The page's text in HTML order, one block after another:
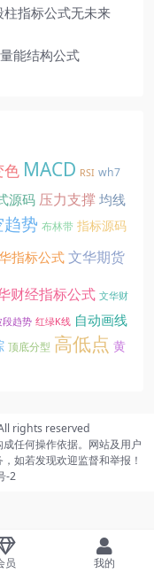
指标公式无未来
能结构公式
色 MACD RSI wh7
源码 压力支撑 均线
趋势 布林带 指标源码
指标公式文华期货
财经指标公式 文华财
段趋势 红绿K线 自动画线
顶底分型 高低点 黄
rights reserved
任何操作依据。网站及用户
如若发现欢迎监督和举报！
-2
员 我的
3时 20分 52秒